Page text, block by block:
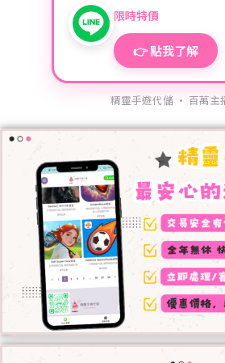
限時特價
👉 點我了解
精靈手遊代儲 · 百萬主